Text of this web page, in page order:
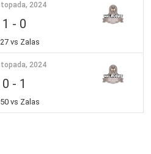
2024
1 - 0
vs Zalas
2024
0 - 1
vs Zalas